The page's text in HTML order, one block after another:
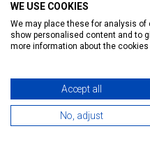
WE USE COOKIES
We may place these for analysis of
show personalised content and to
more information about the
Accept all
No, adjust
Jogi nyilatkozat
Általános Szerződési Feltételek
KAPCSOLAT
heviz@tourinform.hu